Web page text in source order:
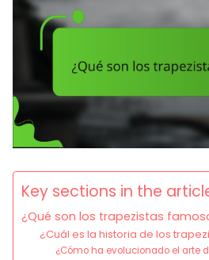
Key sections in the
¿Qué son los trapezistas
¿Cuál es la historia de los
¿Cómo ha evolucionado el arte